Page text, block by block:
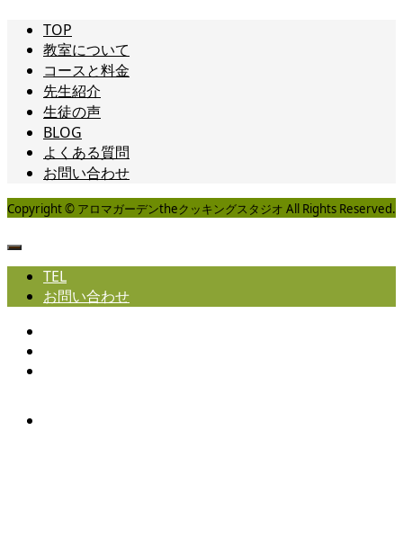
TOP
教室について
コースと料金
先生紹介
生徒の声
BLOG
よくある質問
お問い合わせ
Copyright © アロマガーデンtheクッキングスタジオ All Rights Reserved.
TEL
お問い合わせ